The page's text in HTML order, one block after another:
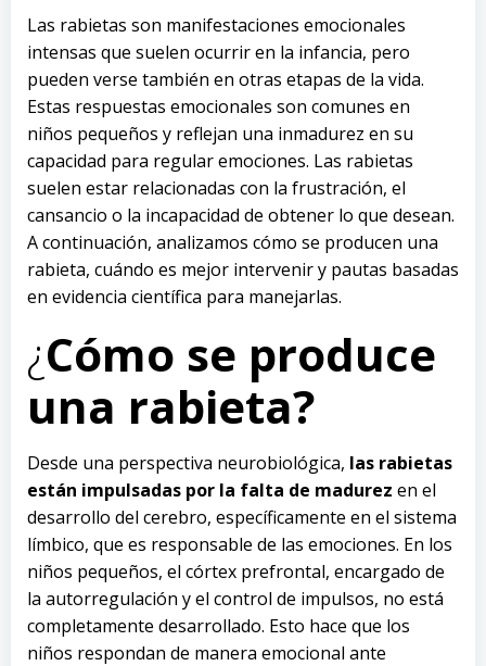
Las rabietas son manifestaciones emocionales
intensas que suelen ocurrir en la infancia, pero
pueden verse también en otras etapas de la vida.
Estas respuestas emocionales son comunes en
niños pequeños y reflejan una inmadurez en su
capacidad para regular emociones. Las rabietas
suelen estar relacionadas con la frustración, el
cansancio o la incapacidad de obtener lo que desean.
A continuación, analizamos cómo se producen una
rabieta, cuándo es mejor intervenir y pautas basadas
en evidencia científica para manejarlas.
¿Cómo se produce
una rabieta?
Desde una perspectiva neurobiológica, las rabietas
están impulsadas por la falta de madurez en el
desarrollo del cerebro, específicamente en el sistema
límbico, que es responsable de las emociones. En los
niños pequeños, el córtex prefrontal, encargado de
la autorregulación y el control de impulsos, no está
completamente desarrollado. Esto hace que los
niños respondan de manera emocional ante